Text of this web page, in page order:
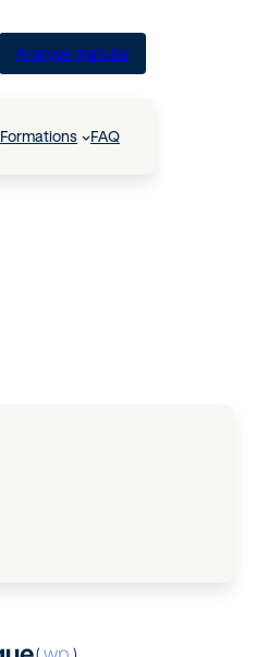
Analyse gratuite
Formations FAQ